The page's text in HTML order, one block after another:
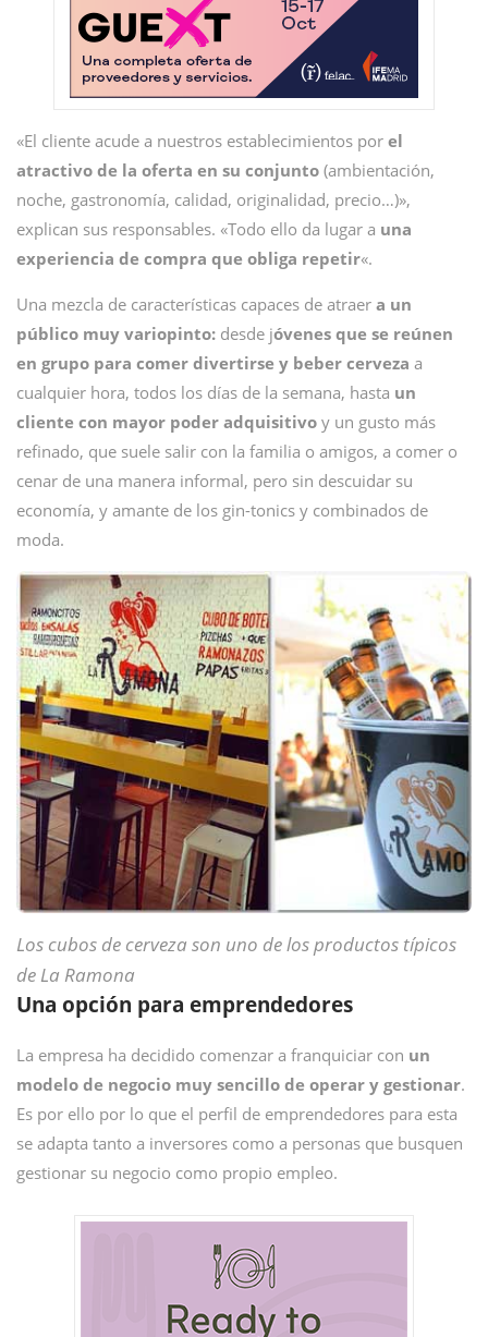
«El cliente acude a nuestros establecimientos por el
atractivo de la oferta en su conjunto (ambientación,
noche, gastronomía, calidad, originalidad, precio…)»,
explican sus responsables. «Todo ello da lugar a una
experiencia de compra que obliga repetir«.
Una mezcla de características capaces de atraer a un
público muy variopinto: desde jóvenes que se reúnen
en grupo para comer divertirse y beber cerveza a
cualquier hora, todos los días de la semana, hasta un
cliente con mayor poder adquisitivo y un gusto más
refinado, que suele salir con la familia o amigos, a comer o
cenar de una manera informal, pero sin descuidar su
economía, y amante de los gin-tonics y combinados de
moda.
Los cubos de cerveza son uno de los productos típicos
de La Ramona
Una opción para emprendedores
La empresa ha decidido comenzar a franquiciar con un
modelo de negocio muy sencillo de operar y gestionar.
Es por ello por lo que el perfil de emprendedores para esta
se adapta tanto a inversores como a personas que busquen
gestionar su negocio como propio empleo.